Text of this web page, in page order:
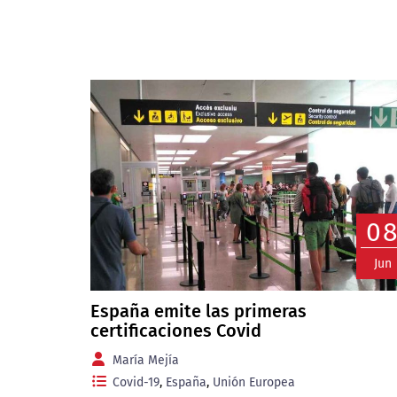
Jun
España emite las primeras
certificaciones Covid
María Mejía
Covid-19, España, Unión Europea